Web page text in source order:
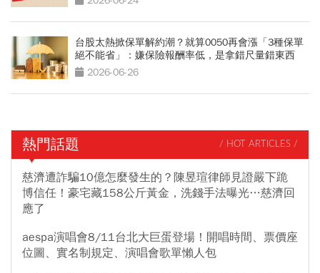
台股太熱掀保單解約潮？就算0050再會漲「3種保單
絕不能省」：嫌保險報酬率低，是拿錯尺量錯東西
2026-06-26
熱門話題 / HOT ARTICLES /
慈濟遭詐騙10億怎麼發生的？陳昱瑄律師見證嚴下跪
博信任！豪宅藏158公斤黃金，洗錢手法曝光…慈濟回
應了
aespa演唱會8/11台北大巨蛋登場！開唱時間、票價座
位圖、實名制規定、演唱會歌單懶人包